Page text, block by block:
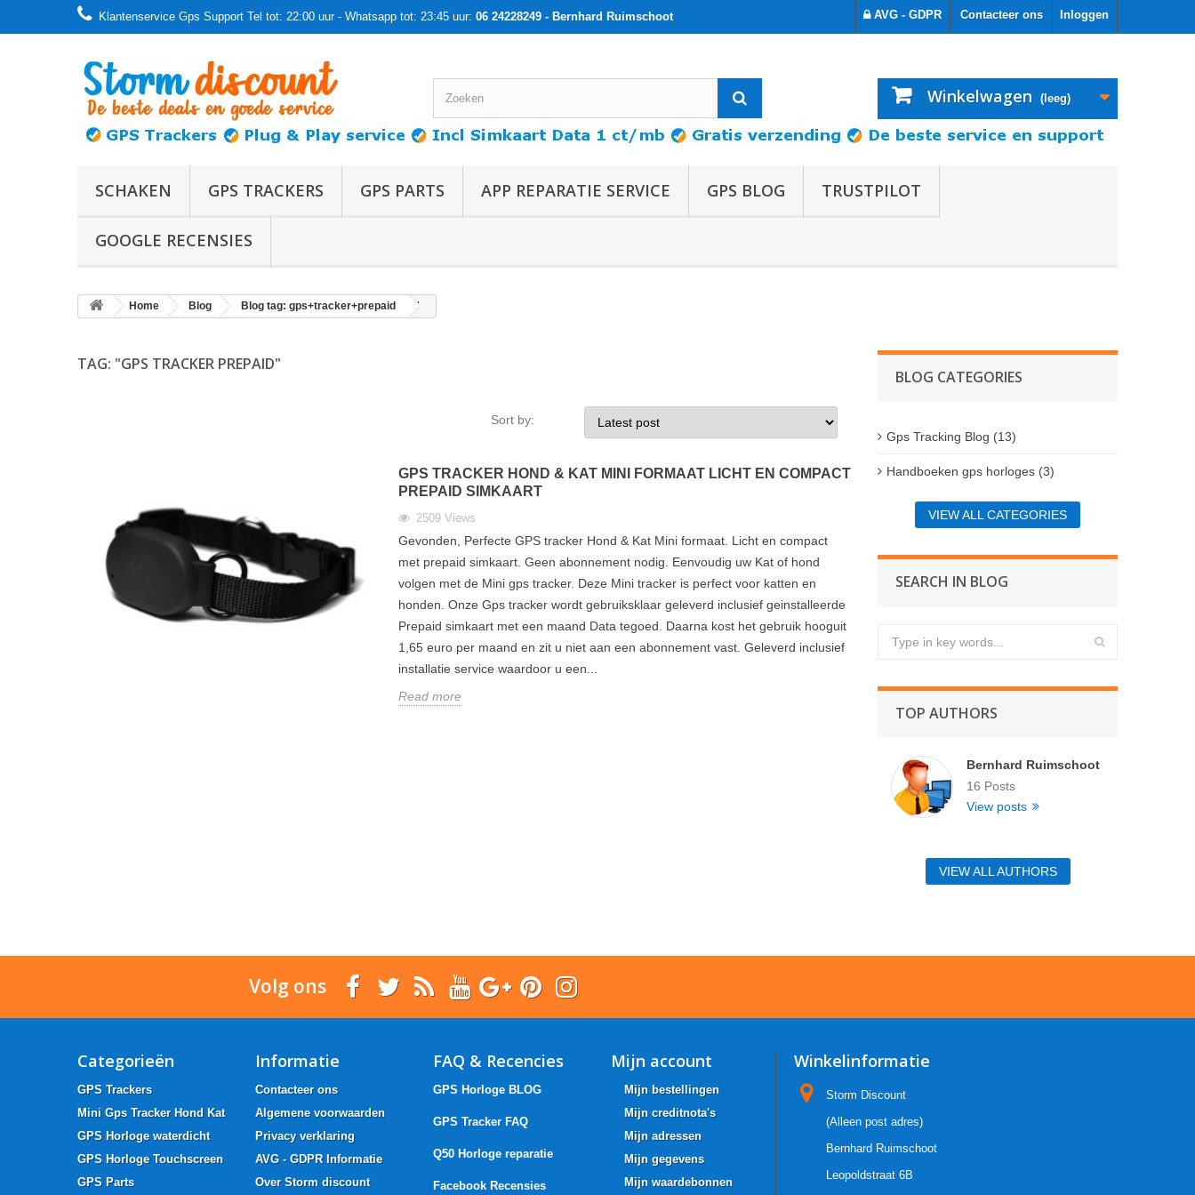
Inloggen
Contacteer ons
Klantenservice Gps Support Tel tot: 22:00 uur - Whatsapp tot: 23:45 uur: 06 24228249 - Bernhard Ruimschoot AVG - GDPR
Winkelwagen (leeg)
SCHAKEN GPS TRACKERS GPS PARTS APP REPARATIE SERVICE GPS BLOG TRUSTPILOT
GOOGLE RECENSIES
Home Blog Blog tag: gps+tracker+prepaid
TAG: "GPS TRACKER PREPAID"
Sort by:
GPS TRACKER HOND & KAT MINI FORMAAT LICHT EN COMPACT
PREPAID SIMKAART
2509 Views
Gevonden, Perfecte GPS tracker Hond & Kat Mini formaat. Licht en compact
met prepaid simkaart. Geen abonnement nodig. Eenvoudig uw Kat of hond
volgen met de Mini gps tracker. Deze Mini tracker is perfect voor katten en
honden. Onze Gps tracker wordt gebruiksklaar geleverd inclusief geinstalleerde
Prepaid simkaart met een maand Data tegoed. Daarna kost het gebruik hooguit
1,65 euro per maand en zit u niet aan een abonnement vast. Geleverd inclusief
installatie service waardoor u een...
Read more
BLOG CATEGORIES
Gps Tracking Blog (13)
Handboeken gps horloges (3)
VIEW ALL CATEGORIES
SEARCH IN BLOG
TOP AUTHORS
Bernhard Ruimschoot
16 Posts
View posts
VIEW ALL AUTHORS
Volg ons
Categorieën
GPS Trackers
Mini Gps Tracker Hond Kat
GPS Horloge waterdicht
GPS Horloge Touchscreen
GPS Parts
Informatie
Contacteer ons
Algemene voorwaarden
Privacy verklaring
AVG - GDPR Informatie
Over Storm discount
FAQ & Recencies
GPS Horloge BLOG
GPS Tracker FAQ
Q50 Horloge reparatie
Facebook Recensies
Mijn account
Mijn bestellingen
Mijn creditnota's
Mijn adressen
Mijn gegevens
Mijn waardebonnen
Winkelinformatie
Storm Discount
(Alleen post adres)
Bernhard Ruimschoot
Leopoldstraat 6B